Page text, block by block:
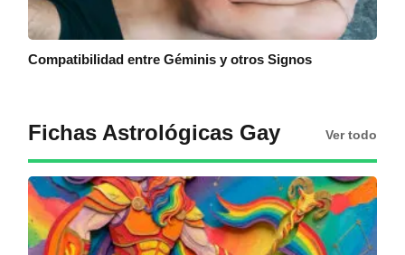
Compatibilidad entre Géminis y otros Signos
Fichas Astrológicas Gay Ver todo